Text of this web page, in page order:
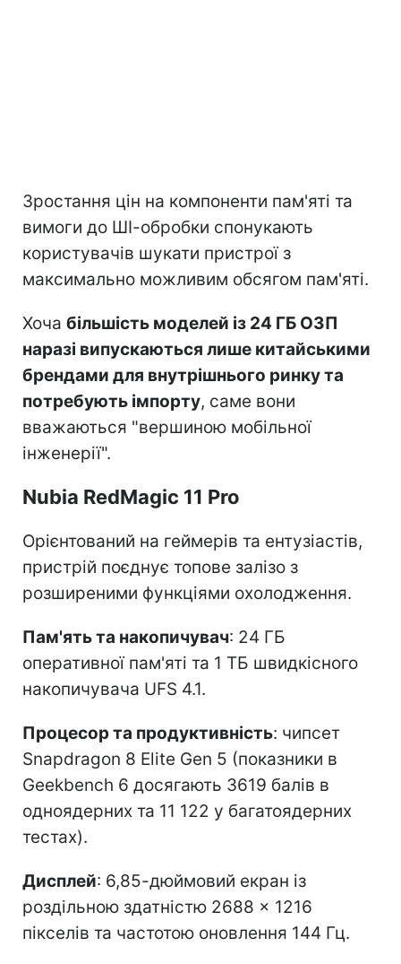
Зростання цін на компоненти пам'яті та
вимоги до ШІ-обробки спонукають
користувачів шукати пристрої з
максимально можливим обсягом пам'яті.
Хоча більшість моделей із 24 ГБ ОЗП
наразі випускаються лише китайськими
брендами для внутрішнього ринку та
потребують імпорту, саме вони
вважаються "вершиною мобільної
інженерії".
Nubia RedMagic 11 Pro
Орієнтований на геймерів та ентузіастів,
пристрій поєднує топове залізо з
розширеними функціями охолодження.
Пам'ять та накопичувач: 24 ГБ
оперативної пам'яті та 1 ТБ швидкісного
накопичувача UFS 4.1.
Процесор та продуктивність: чипсет
Snapdragon 8 Elite Gen 5 (показники в
Geekbench 6 досягають 3619 балів в
одноядерних та 11 122 у багатоядерних
тестах).
Дисплей: 6,85-дюймовий екран із
роздільною здатністю 2688 × 1216
пікселів та частотою оновлення 144 Гц.